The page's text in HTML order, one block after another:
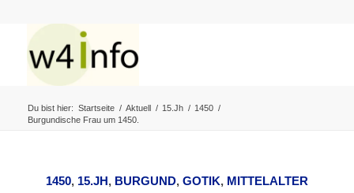
Du bist hier: Startseite / Aktuell / 15.Jh / 1450 /
Burgundische Frau um 1450.
1450, 15.JH, BURGUND, GOTIK, MITTELALTER